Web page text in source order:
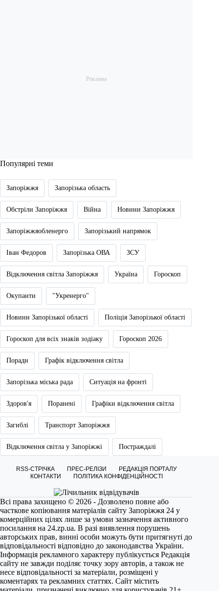
Популярні теми
Запоріжжя Запорізька область
Обстріли Запоріжжя Війна Новини Запоріжжя
Запоріжжяобленерго Запорізький напрямок
Іван Федоров Запорізька ОВА ЗСУ
Відключення світла Запоріжжя Україна Гороскоп
Окупанти "Укренерго"
Новини Запорізької області Поліція Запорізької області
Гороскоп для всіх знаків зодіаку Гороскоп 2026
Поради Графік відключення світла
Запорізька міська рада Ситуація на фронті
Здоров'я Поранені Графіки відключення світла
Загиблі Транспорт Запоріжжя
Відключення світла у Запоріжжі Постраждалі
RSS-СТРІЧКА ПРЕС-РЕЛІЗИ
РЕДАКЦІЯ ПОРТАЛУ
КОНТАКТИ
ПОЛІТИКА КОНФІДЕНЦІЙНОСТІ
Всі права захищено © 2026 - Дозволено повне або
часткове копіювання матеріалів сайту Запоріжжя 24 у
комерційних цілях лише за умови зазначення активного
посилання на 24.zp.ua. В разі виявлення порушень
авторських прав, винні особи можуть бути притягнуті до
відповідальності відповідно до законодавства України.
Інформація рекламного характеру публікується Редакція
сайту не завжди поділяє точку зору авторів, а також не
несе відповідальності за матеріали, розміщені у
коментарях та рекламних статтях. Сайт містить